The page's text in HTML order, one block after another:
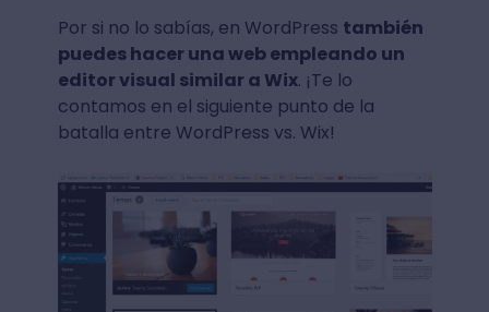
Por si no lo sabías, en WordPress también
puedes hacer una web empleando un
editor visual similar a Wix. ¡Te lo
contamos en el siguiente punto de la
batalla entre WordPress vs. Wix!